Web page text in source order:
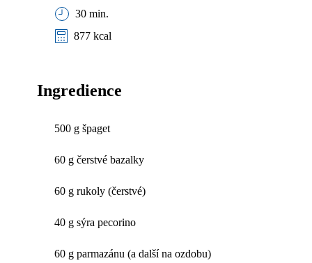
30 min.
877 kcal
Ingredience
500 g špaget
60 g čerstvé bazalky
60 g rukoly (čerstvé)
40 g sýra pecorino
60 g parmazánu (a další na ozdobu)